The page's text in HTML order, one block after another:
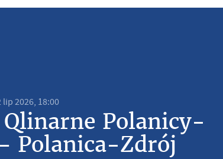
lip 2026, 18:00
Qlinarne Polanicy-
Polanica-Zdrój